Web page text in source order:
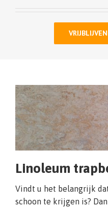
Linoleum
Vindt u het belangrijk
schoon te krijgen is?